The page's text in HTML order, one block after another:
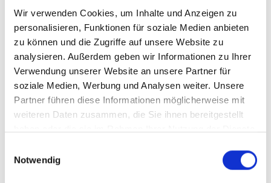
Wir verwenden Cookies, um Inhalte und Anzeigen zu
personalisieren, Funktionen für soziale Medien anbieten
zu können und die Zugriffe auf unsere Website zu
analysieren. Außerdem geben wir Informationen zu Ihrer
Verwendung unserer Website an unsere Partner für
soziale Medien, Werbung und Analysen weiter. Unsere
Partner führen diese Informationen möglicherweise mit
weiteren Daten zusammen, die Sie ihnen bereitgestellt
Notwendig